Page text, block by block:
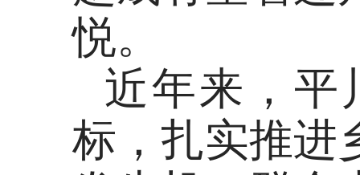
悦。
近年来，平
标，扎实推进